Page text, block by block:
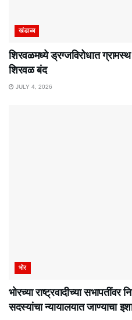
खंडाळा
शिरवळमध्ये ड्रग्जविरोधात
शिरवळ बंद
JULY 4, 2026
भोर
भोरच्या राष्ट्रवादीच्या सभापतींवर
सदस्यांचा न्यायालयात जाण्याचा